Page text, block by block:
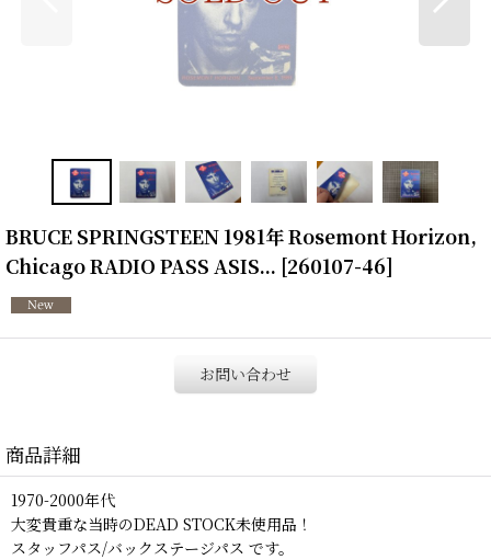
BRUCE SPRINGSTEEN 1981年 Rosemont Horizon,
Chicago RADIO PASS ASIS... [260107-46]
お問い合わせ
商品詳細
1970-2000年代
大変貴重な当時のDEAD STOCK未使用品！
スタッフパス/バックステージパス です。